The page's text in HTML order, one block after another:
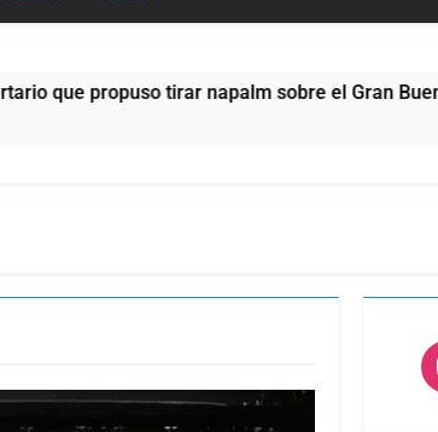
napalm sobre el Gran Buenos Aires